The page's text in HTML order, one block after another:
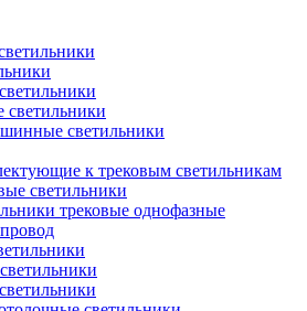
светильники
к трековым светильникам
светильники
трековые однофазные